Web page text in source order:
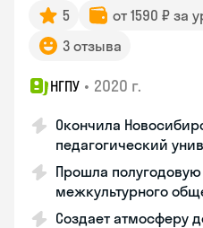
5 от 1590 ₽ за
3 отзыва
НГПУ • 2020 г.
Окончила
педагогический
Прошла
межкультурного
Создает атмосферу